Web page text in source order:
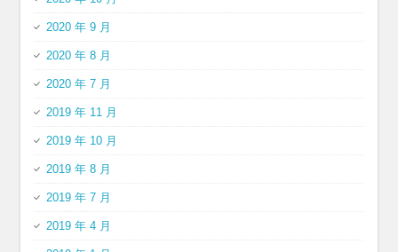
2020 年 9 月
2020 年 8 月
2020 年 7 月
2019 年 11 月
2019 年 10 月
2019 年 8 月
2019 年 7 月
2019 年 4 月